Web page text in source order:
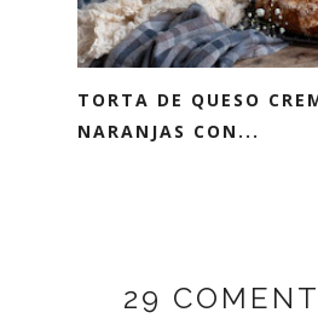
TORTA DE QUESO
NARANJAS CON...
29